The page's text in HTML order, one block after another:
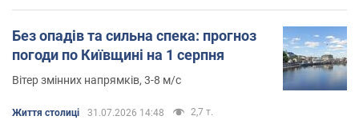
Без опадів та сильна спека: прогноз
погоди по Київщині на 1 серпня
Вітер змінних напрямків, 3-8 м/с
Життя столиці 31.07.2026 14:48 2,7 т.